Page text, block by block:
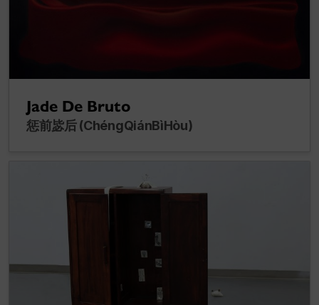
Jade De Bruto
惩前毖后 (ChéngQiánBìHòu)